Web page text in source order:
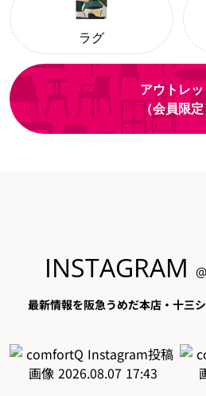
ラグ
アウトレッ
（会員限定
INSTAGRAM
最新情報を阪急うめだ本店・十三